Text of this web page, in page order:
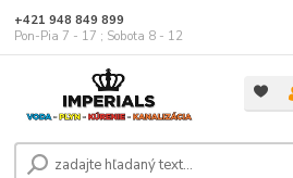
+421 948 849 899
Pon-Pia 7 - 17 ; Sobota 8 - 12